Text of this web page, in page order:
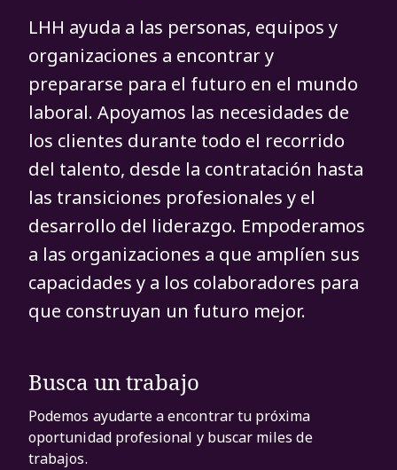
LHH ayuda a las personas, equipos y
organizaciones a encontrar y
prepararse para el futuro en el mundo
laboral. Apoyamos las necesidades de
los clientes durante todo el recorrido
del talento, desde la contratación hasta
las transiciones profesionales y el
desarrollo del liderazgo. Empoderamos
a las organizaciones a que amplíen sus
capacidades y a los colaboradores para
que construyan un futuro mejor.
Busca un trabajo
Podemos ayudarte a encontrar tu próxima
oportunidad profesional y buscar miles de
trabajos.